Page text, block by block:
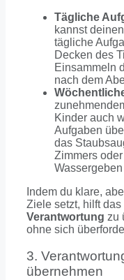
Tägliche
kannst
tägliche
Decken des
Einsammeln
nach dem
Kinder auch
Aufgaben
das
Zimmers
Indem du klare,
Ziele setzt, hilft
Verantwortung zu
ohne sich
3.
übernehmen